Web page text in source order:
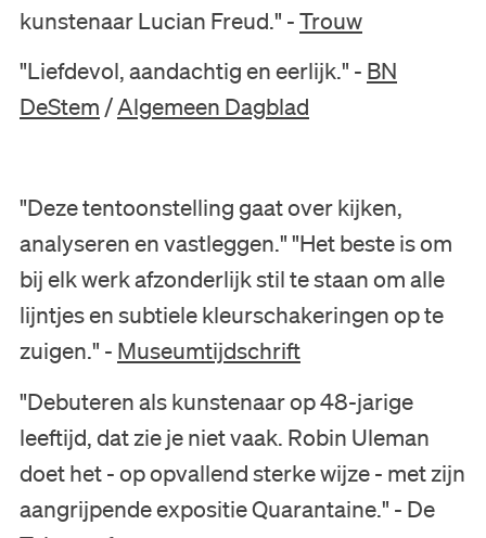
kunstenaar Lucian Freud." -Trouw
"Liefdevol, aandachtig en eerlijk." - BN
DeStem /Algemeen Dagblad
"Deze tentoonstelling gaat over kijken,
analyseren en vastleggen." "Het beste is om
bij elk werk afzonderlijk stil te staan om alle
lijntjes en subtiele kleurschakeringen op te
zuigen." - Museumtijdschrift
"Debuteren als kunstenaar op 48-jarige
leeftijd, dat zie je niet vaak. Robin Uleman
doet het - op opvallend sterke wijze - met zijn
aangrijpende expositie Quarantaine." - De